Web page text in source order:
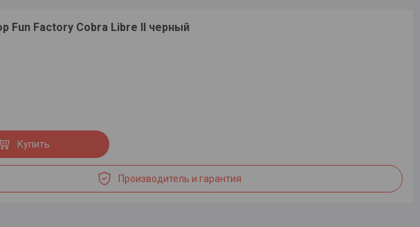
Fun Factory Cobra Libre II черный
Купить
Производитель и гарантия